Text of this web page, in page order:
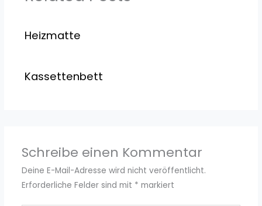
Heizmatte
Kassettenbett
Schreibe einen Kommentar
Deine E-Mail-Adresse wird nicht veröffentlicht.
Erforderliche Felder sind mit * markiert